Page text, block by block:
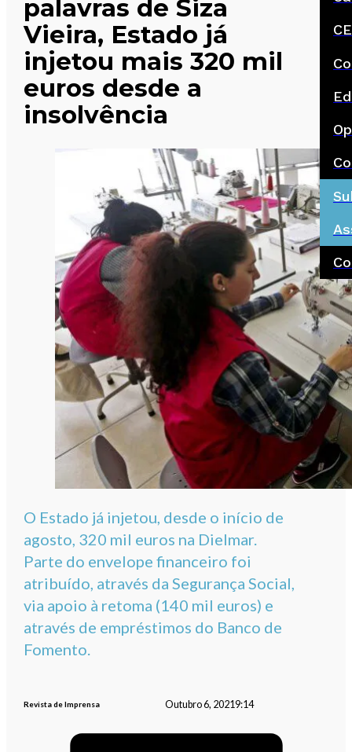
palavras de Siza
Vieira, Estado já
injetou mais 320 mil
euros desde a
insolvência
O Estado já injetou, desde o início de
agosto, 320 mil euros na Dielmar.
Parte do envelope financeiro foi
atribuído, através da Segurança Social,
via apoio à retoma (140 mil euros) e
através de empréstimos do Banco de
Fomento.
Revista de Imprensa Outubro 6, 2021 9:14